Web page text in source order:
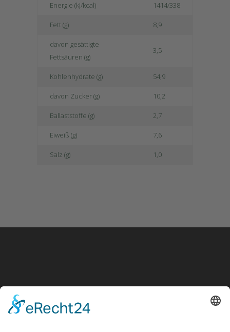
Energie (kJ/kcal) 1414/338
Fett (g) 8,9
davon gesättigte
Fettsäuren (g)
3,5
Kohlenhydrate (g) 54,9
davon Zucker (g) 10,2
Ballaststoffe (g) 2,7
Eiweiß (g) 7,6
Salz (g) 1,0
Noch Fragen?